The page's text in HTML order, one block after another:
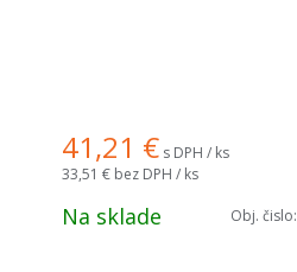
41,21 € s DPH / ks
33,51 € bez DPH / ks
Na sklade Obj. čislo: